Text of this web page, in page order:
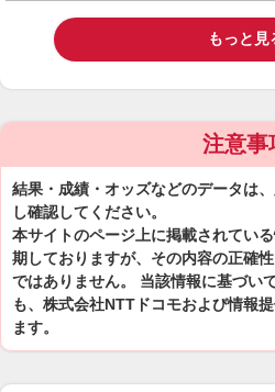
もっと見
注意事
結果・成績・オッズなどのデータは
し確認してください。
本サイトのページ上に掲載されてい
期しておりますが、その内容の正確
ではありません。 当該情報に基づい
も、株式会社NTTドコモおよび情報
ます。